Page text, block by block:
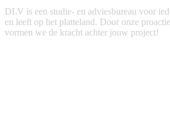
DLV is een studie- en adviesbureau voor
en leeft op het platteland. Door onze
vormen we de kracht achter jouw project!